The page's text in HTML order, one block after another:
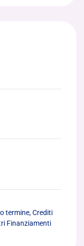
termine, Crediti
Finanziamenti